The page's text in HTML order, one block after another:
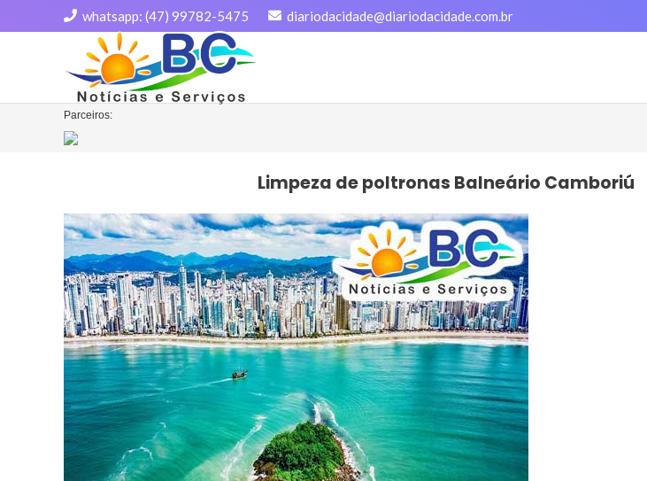
whatsapp: (47) 99782-5475 diariodacidade@diariodacidade.com.br
Parceiros:
Limpeza de poltronas Balneário Camboriú